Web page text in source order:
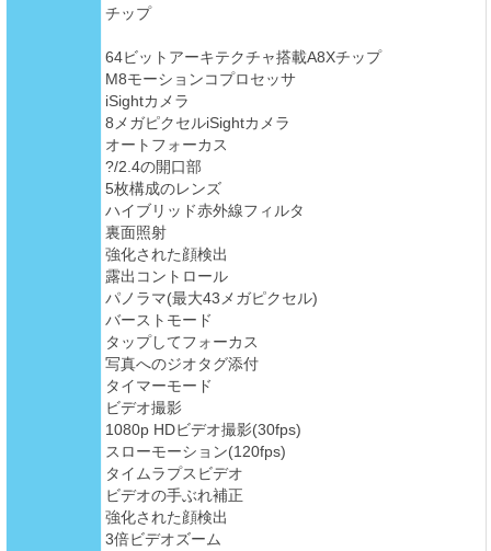
チップ
64ビットアーキテクチャ搭載A8Xチップ
M8モーションコプロセッサ
iSightカメラ
8メガピクセルiSightカメラ
オートフォーカス
?/2.4の開口部
5枚構成のレンズ
ハイブリッド赤外線フィルタ
裏面照射
強化された顔検出
露出コントロール
パノラマ(最大43メガピクセル)
バーストモード
タップしてフォーカス
写真へのジオタグ添付
タイマーモード
ビデオ撮影
1080p HDビデオ撮影(30fps)
スローモーション(120fps)
タイムラプスビデオ
ビデオの手ぶれ補正
強化された顔検出
3倍ビデオズーム